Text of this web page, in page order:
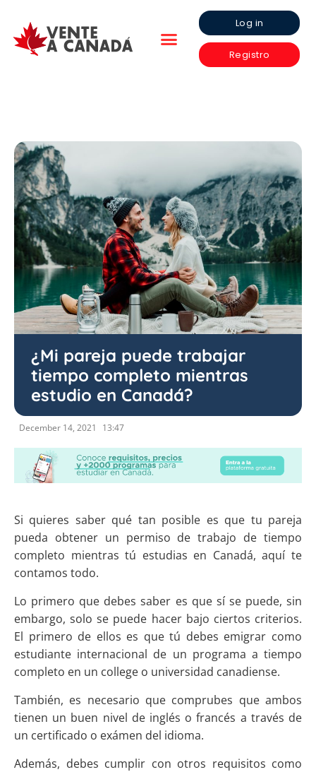
Log in
Registro
¿Mi pareja puede trabajar
tiempo completo mientras
estudio en Canadá?
December 14, 2021 13:47
Si quieres saber qué tan posible es que tu pareja
pueda obtener un permiso de trabajo de tiempo
completo mientras tú estudias en Canadá, aquí te
contamos todo.
Lo primero que debes saber es que sí se puede, sin
embargo, solo se puede hacer bajo ciertos criterios.
El primero de ellos es que tú debes emigrar como
estudiante internacional de un programa a tiempo
completo en un college o universidad canadiense.
También, es necesario que comprubes que ambos
tienen un buen nivel de inglés o francés a través de
un certificado o exámen del idioma.
Además, debes cumplir con otros requisitos como